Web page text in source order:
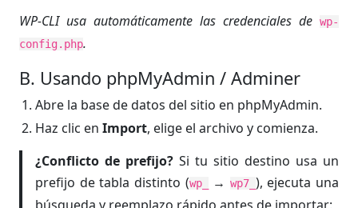
WP-CLI usa automáticamente las credenciales de wp-
config.php.
B. Usando phpMyAdmin / Adminer
Abre la base de datos del sitio en phpMyAdmin.
Haz clic en Import, elige el archivo y comienza.
¿Conflicto de prefijo? Si tu sitio destino usa un
prefijo de tabla distinto (wp_ → wp7_ ), ejecuta una